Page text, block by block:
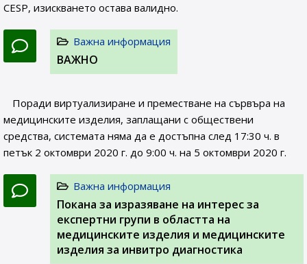
CESP, изискването остава валидно.
Важна информация
ВАЖНО
Поради виртуализиране и преместване на сървъра на
медицинските изделия, заплащани с обществени
средства, системата няма да е достъпна след 17:30 ч. в
петък 2 октомври 2020 г. до 9:00 ч. на 5 октомври 2020 г.
Важна информация
Покана за изразяване на интерес за
експертни групи в областта на
медицинските изделия и медицинските
изделия за инвитро диагностика